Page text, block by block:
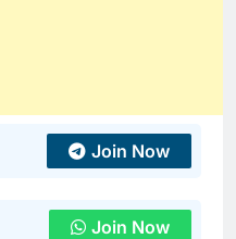
Join Now
Join Now